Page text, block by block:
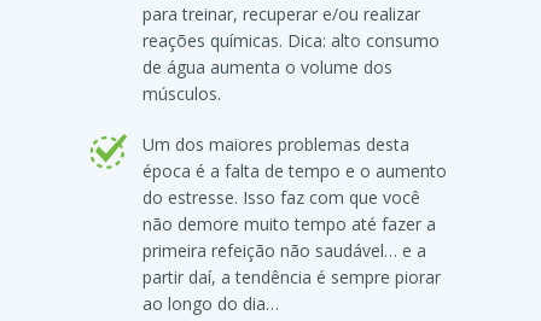
para treinar, recuperar e/ou realizar
reações químicas. Dica: alto consumo
de água aumenta o volume dos
músculos.
Um dos maiores problemas desta
época é a falta de tempo e o aumento
do estresse. Isso faz com que você
não demore muito tempo até fazer a
primeira refeição não saudável… e a
partir daí, a tendência é sempre piorar
ao longo do dia…